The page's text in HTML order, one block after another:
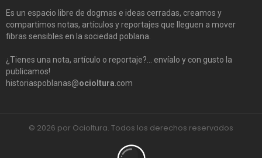
Es un espacio libre de dogmas e ideas cerradas, creamos y
compartimos notas, artículos y reportajes que lleguen a mover
fibras sensibles en la sociedad poblana.
¿Tienes una nota, artículo o reportaje?… envíalo y con gusto la
publicamos!
historiaspoblanas@ocioltura .com
© 2026 por Ocioltura. Todos los derechos reservados